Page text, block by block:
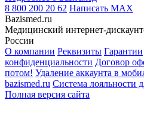
8 800 200 20 62 Написать MAX
Bazismed.ru
Медицинский интернет-
России
О компании Реквизиты Гарантии
конфиденциальности Договор
потом! Удаление аккаунта в
bazismed.ru Система лояльности
Полная версия сайта